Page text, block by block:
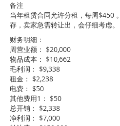
备注
当年租赁合同允许分租，每周$450
存，卖家急需转让出，会仔细考虑。
财务明细：
周营业额： $20,000
物品成本： $10,662
毛利润： $9,338
租金： $2,238
电费： $50
其他费用1： $50
总开销： $2,338
净利润： $7,000